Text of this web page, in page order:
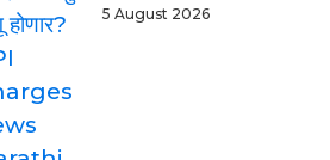
5 August 2026